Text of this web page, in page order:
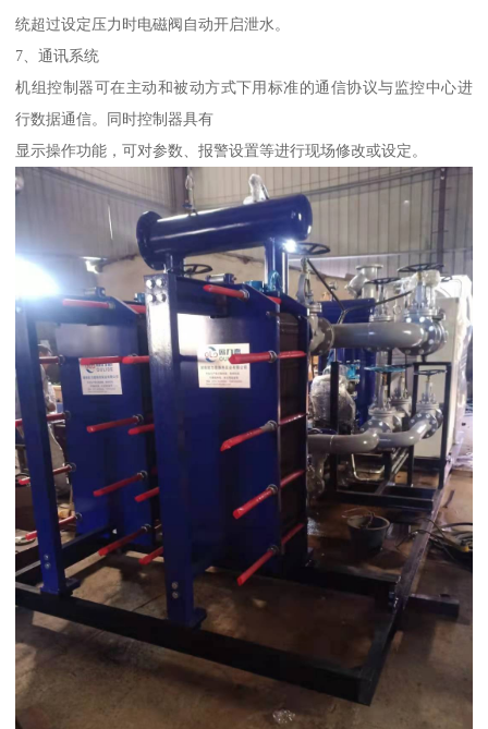
统超过设定压力时电磁阀自动开启泄水。
7、通讯系统
机组控制器可在主动和被动方式下用标准的通信协议与监控中心进
行数据通信。同时控制器具有
显示操作功能，可对参数、报警设置等进行现场修改或设定。